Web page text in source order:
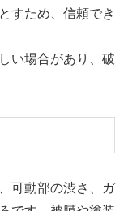
すため、信頼でき
い場合があり、破
可動部の渋さ、ガ